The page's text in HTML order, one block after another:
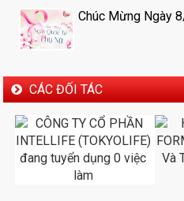
Chúc Mừng Ngày
CÁC ĐỐI TÁC